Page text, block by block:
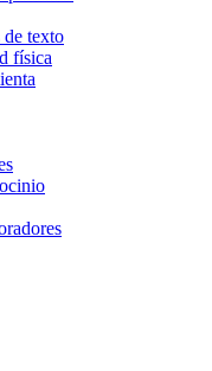
de texto
física